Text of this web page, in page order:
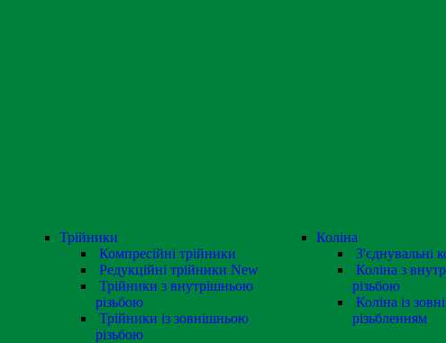
Трійники
Компресійні трійники
Редукційні трійники New
Трійники з внутрішньою
різьбою
Трійники із зовнішньою
різьбою
Коліна
З'єднувальні
Коліна з
різьбою
Коліна із
різьбленням